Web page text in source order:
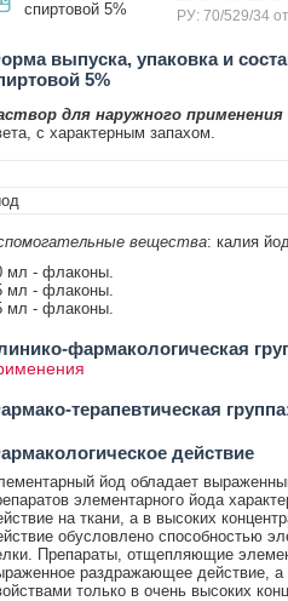
спиртовой 5%
РУ: 70/529/34
выпуска, упаковка и
5%
для наружного
с характерным запахом.
вещества: калия
мл - флаконы.
мл - флаконы.
мл - флаконы.
фармакологическая
терапевтическая
действие
йод обладает
элементарного йода
на ткани, а в высоких
обусловлено способностью
Препараты, отщепляющие
раздражающее действие,
только в очень высоких